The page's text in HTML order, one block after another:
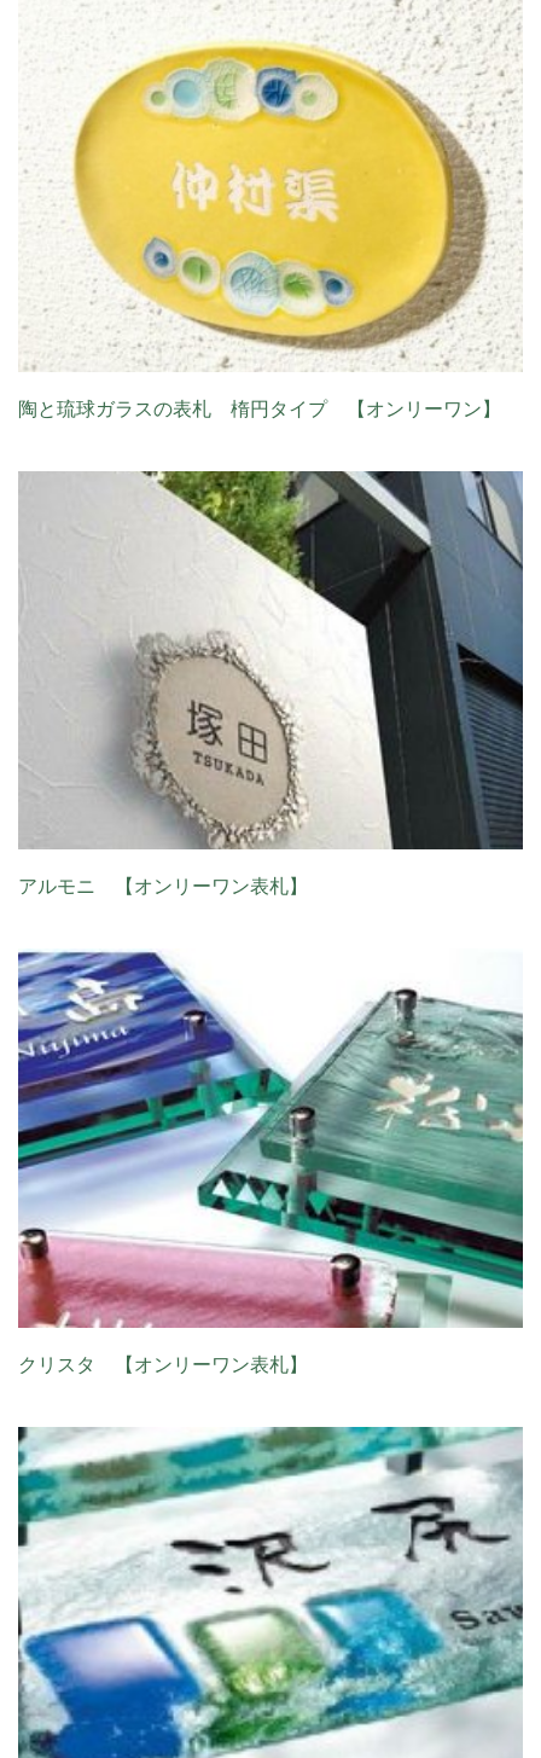
陶と琉球ガラスの表札 楕円タイプ 【オンリーワン】
アルモニ 【オンリーワン表札】
クリスタ 【オンリーワン表札】